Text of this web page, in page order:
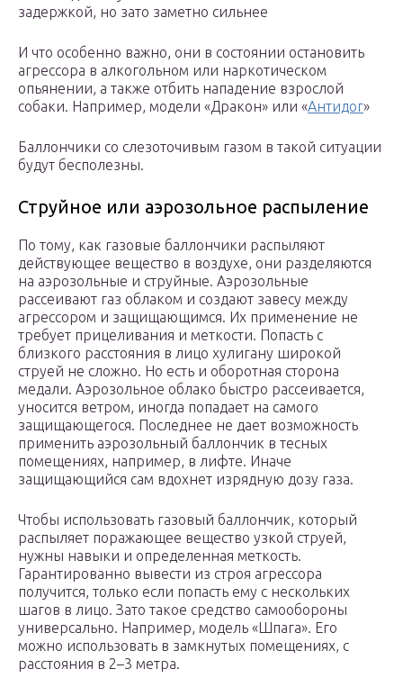
задержкой, но зато заметно сильнее
И что особенно важно, они в состоянии остановить
агрессора в алкогольном или наркотическом
опьянении, а также отбить нападение взрослой
собаки. Например, модели «Дракон» или «Антидог»
Баллончики со слезоточивым газом в такой ситуации
будут бесполезны.
Струйное или аэрозольное распыление
По тому, как газовые баллончики распыляют
действующее вещество в воздухе, они разделяются
на аэрозольные и струйные. Аэрозольные
рассеивают газ облаком и создают завесу между
агрессором и защищающимся. Их применение не
требует прицеливания и меткости. Попасть с
близкого расстояния в лицо хулигану широкой
струей не сложно. Но есть и оборотная сторона
медали. Аэрозольное облако быстро рассеивается,
уносится ветром, иногда попадает на самого
защищающегося. Последнее не дает возможность
применить аэрозольный баллончик в тесных
помещениях, например, в лифте. Иначе
защищающийся сам вдохнет изрядную дозу газа.
Чтобы использовать газовый баллончик, который
распыляет поражающее вещество узкой струей,
нужны навыки и определенная меткость.
Гарантированно вывести из строя агрессора
получится, только если попасть ему с нескольких
шагов в лицо. Зато такое средство самообороны
универсально. Например, модель «Шпага». Его
можно использовать в замкнутых помещениях, с
расстояния в 2–3 метра.